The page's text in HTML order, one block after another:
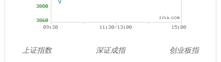
上证指数
深证成指
创业板指